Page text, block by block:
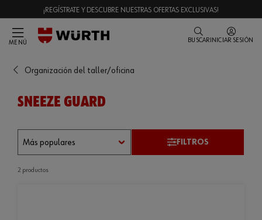
¡REGÍSTRATE Y DESCUBRE NUESTRAS OFERTAS EXCLUSIVAS!
MENÚ BUSCAR INICIAR SESIÓN
Organización del taller/oficina
SNEEZE GUARD
FILTROS
2 productos